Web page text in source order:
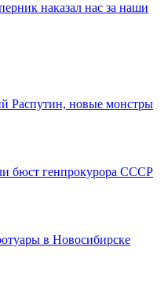
наказал нас за наши
Распутин, новые монстры
бюст генпрокурора СССР
в Новосибирске